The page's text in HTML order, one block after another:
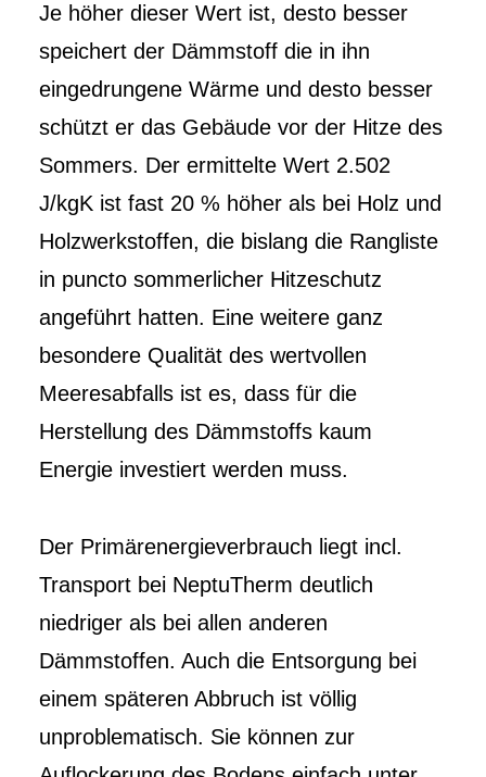
Je höher dieser Wert ist, desto besser
speichert der Dämmstoff die in ihn
eingedrungene Wärme und desto besser
schützt er das Gebäude vor der Hitze des
Sommers. Der ermittelte Wert 2.502
J/kgK ist fast 20 % höher als bei Holz und
Holzwerkstoffen, die bislang die Rangliste
in puncto sommerlicher Hitzeschutz
angeführt hatten. Eine weitere ganz
besondere Qualität des wertvollen
Meeresabfalls ist es, dass für die
Herstellung des Dämmstoffs kaum
Energie investiert werden muss.
Der Primärenergieverbrauch liegt incl.
Transport bei NeptuTherm deutlich
niedriger als bei allen anderen
Dämmstoffen. Auch die Entsorgung bei
einem späteren Abbruch ist völlig
unproblematisch. Sie können zur